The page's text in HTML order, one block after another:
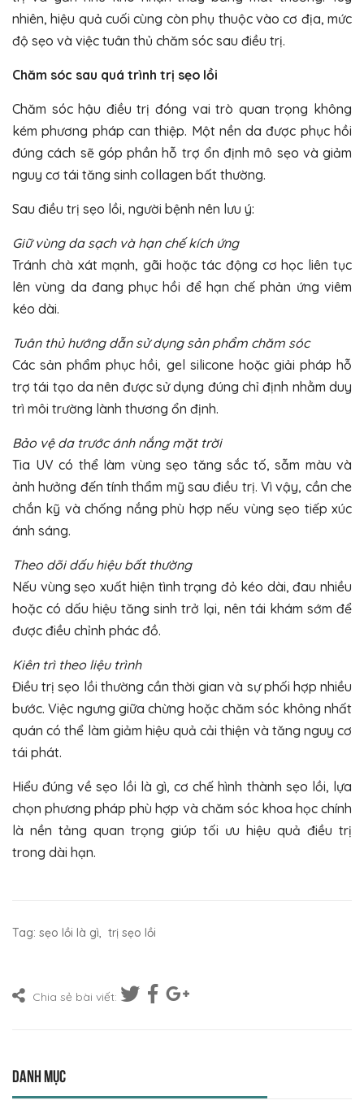
nhiên, hiệu quả cuối cùng còn phụ thuộc vào cơ địa, mức
độ sẹo và việc tuân thủ chăm sóc sau điều trị.
Chăm sóc sau quá trình trị sẹo lồi
Chăm sóc hậu điều trị đóng vai trò quan trọng không
kém phương pháp can thiệp. Một nền da được phục hồi
đúng cách sẽ góp phần hỗ trợ ổn định mô sẹo và giảm
nguy cơ tái tăng sinh collagen bất thường.
Sau điều trị sẹo lồi, người bệnh nên lưu ý:
Giữ vùng da sạch và hạn chế kích ứng
Tránh chà xát mạnh, gãi hoặc tác động cơ học liên tục
lên vùng da đang phục hồi để hạn chế phản ứng viêm
kéo dài.
Tuân thủ hướng dẫn sử dụng sản phẩm chăm sóc
Các sản phẩm phục hồi, gel silicone hoặc giải pháp hỗ
trợ tái tạo da nên được sử dụng đúng chỉ định nhằm duy
trì môi trường lành thương ổn định.
Bảo vệ da trước ánh nắng mặt trời
Tia UV có thể làm vùng sẹo tăng sắc tố, sẫm màu và
ảnh hưởng đến tính thẩm mỹ sau điều trị. Vì vậy, cần che
chắn kỹ và chống nắng phù hợp nếu vùng sẹo tiếp xúc
ánh sáng.
Theo dõi dấu hiệu bất thường
Nếu vùng sẹo xuất hiện tình trạng đỏ kéo dài, đau nhiều
hoặc có dấu hiệu tăng sinh trở lại, nên tái khám sớm để
được điều chỉnh phác đồ.
Kiên trì theo liệu trình
Điều trị sẹo lồi thường cần thời gian và sự phối hợp nhiều
bước. Việc ngưng giữa chừng hoặc chăm sóc không nhất
quán có thể làm giảm hiệu quả cải thiện và tăng nguy cơ
tái phát.
Hiểu đúng về sẹo lồi là gì, cơ chế hình thành sẹo lồi, lựa
chọn phương pháp phù hợp và chăm sóc khoa học chính
là nền tảng quan trọng giúp tối ưu hiệu quả điều trị
trong dài hạn.
Tag: sẹo lồi là gì, trị sẹo lồi
Chia sẻ bài viết:
Danh mục